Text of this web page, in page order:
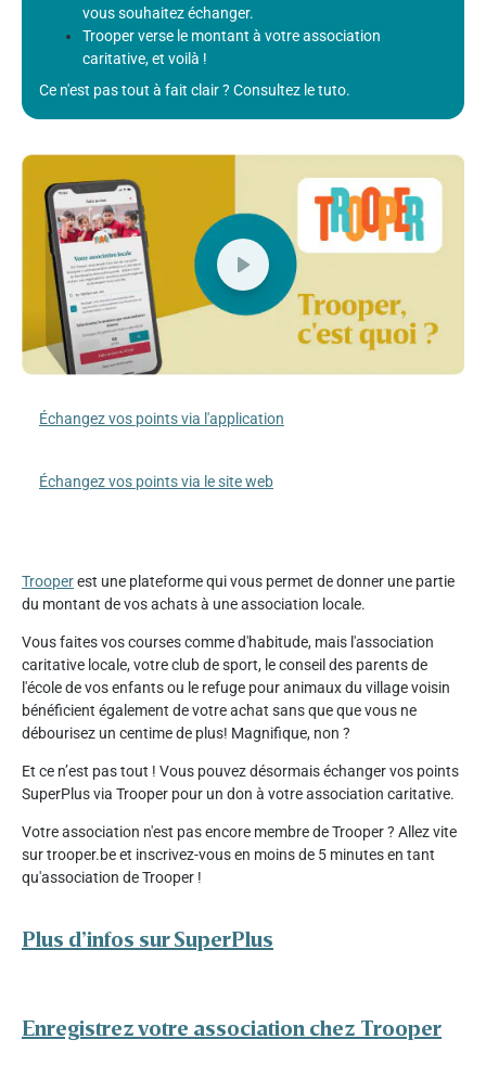
vous souhaitez échanger.
Trooper verse le montant à votre association
caritative, et voilà !
Ce n'est pas tout à fait clair ? Consultez le tuto.
Échangez vos points via l'application
Échangez vos points via le site web
Trooperest une plateforme qui vous permet de donner une partie
du montant de vos achats à une association locale.
Vous faites vos courses comme d'habitude, mais l'association
caritative locale, votre club de sport, le conseil des parents de
l'école de vos enfants ou le refuge pour animaux du village voisin
bénéficient également de votre achat sans que que vous ne
débourisez un centime de plus! Magnifique, non ?
Et ce n’est pas tout ! Vous pouvez désormais échanger vos points
SuperPlus via Trooper pour un don à votre association caritative.
Votre association n'est pas encore membre de Trooper ? Allez vite
sur trooper.be et inscrivez-vous en moins de 5 minutes en tant
qu'association de Trooper !
Plus d’infos sur SuperPlus
Enregistrez votre association chez Trooper